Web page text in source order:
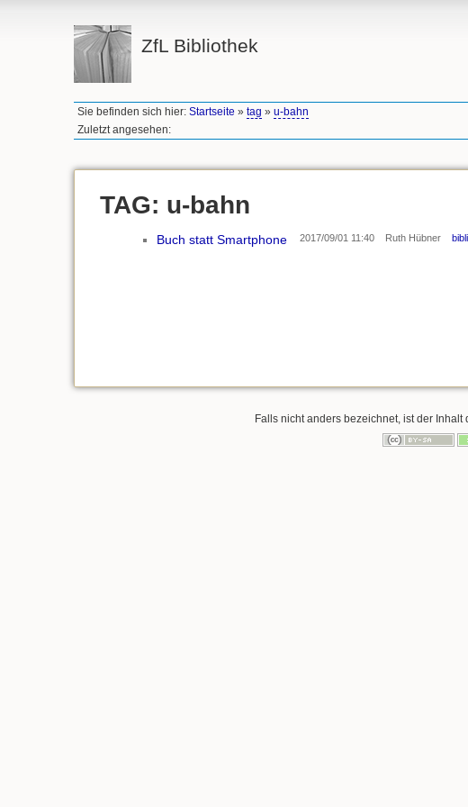
ZfL Bibliothek
Sie befinden sich hier:Startseite »tag »u-bahn
Zuletzt angesehen:
TAG: u-bahn
Buch statt Smartphone 2017/09/01 11:40 Ruth Hübner
Falls nicht anders bezeichnet, ist der